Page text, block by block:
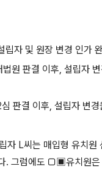
립자 및 원장 변경 인가
법원 판결 이후, 설립자
심 판결 이후, 설립자 변
자 L씨는 매입형 유치원
. 그럼에도 ▢▣유치원은